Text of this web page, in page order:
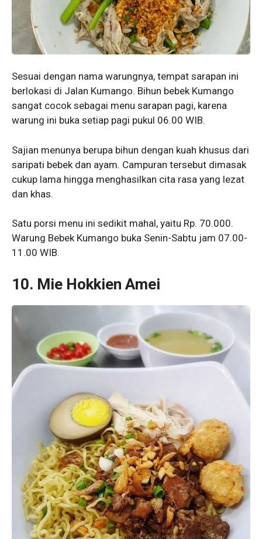
Sesuai dengan nama warungnya, tempat sarapan ini
berlokasi di Jalan Kumango. Bihun bebek Kumango
sangat cocok sebagai menu sarapan pagi, karena
warung ini buka setiap pagi pukul 06.00 WIB.
Sajian menunya berupa bihun dengan kuah khusus dari
saripati bebek dan ayam. Campuran tersebut dimasak
cukup lama hingga menghasilkan cita rasa yang lezat
dan khas.
Satu porsi menu ini sedikit mahal, yaitu Rp. 70.000.
Warung Bebek Kumango buka Senin-Sabtu jam 07.00-
11.00 WIB.
10. Mie Hokkien Amei